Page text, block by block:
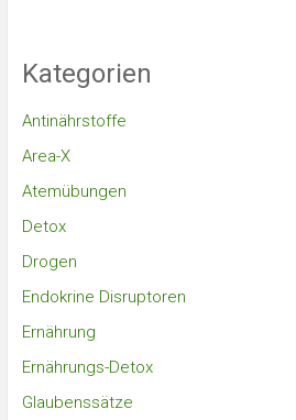
Kategorien
Antinährstoffe
Area-X
Atemübungen
Detox
Drogen
Endokrine Disruptoren
Ernährung
Ernährungs-Detox
Glaubenssätze